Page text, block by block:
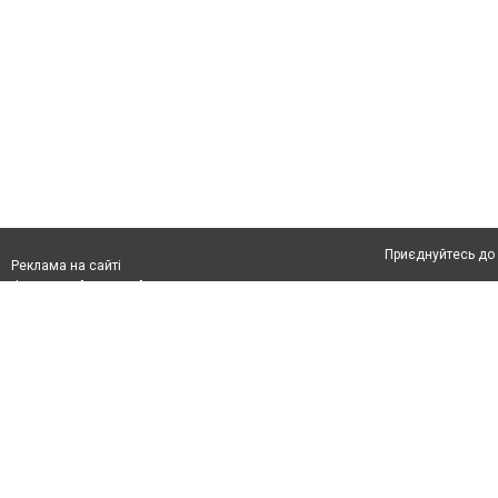
Реклама на сайті
Приєднуйтесь до